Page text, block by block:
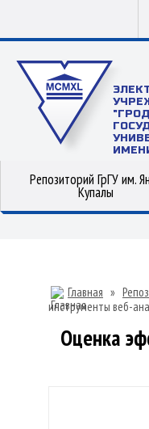
Репозиторий ГрГУ им.
Купалы
Главная »
инструменты веб-
Оценка